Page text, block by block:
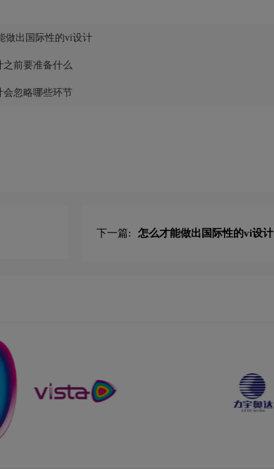
做出国际性的vi设计
之前要准备什么
会忽略哪些环节
下一篇: 怎么才能做出国际性的vi设计